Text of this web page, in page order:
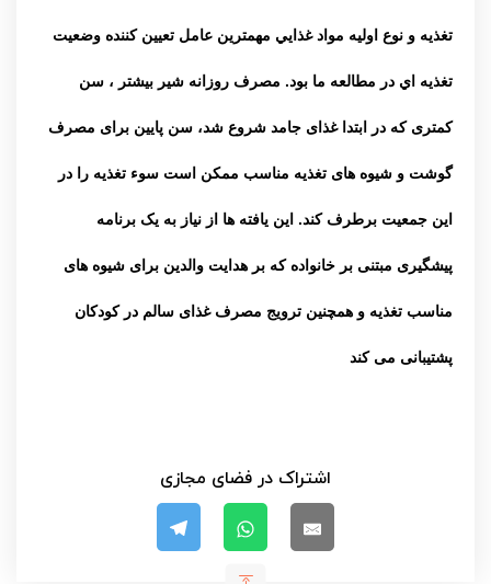
تغذیه و نوع اولیه مواد غذايي مهمترين عامل تعيين كننده وضعيت
تغذيه اي در مطالعه ما بود. مصرف روزانه شیر بیشتر ، سن
کمتری که در ابتدا غذای جامد شروع شد، سن پایین برای مصرف
گوشت و شیوه های تغذیه مناسب ممکن است سوء تغذیه را در
این جمعیت برطرف کند. این یافته ها از نیاز به یک برنامه
پیشگیری مبتنی بر خانواده که بر هدایت والدین برای شیوه های
مناسب تغذیه و همچنین ترویج مصرف غذای سالم در کودکان
پشتیبانی می کند
اشتراک در فضای مجازی